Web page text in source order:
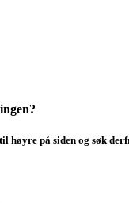
høyre på siden og søk